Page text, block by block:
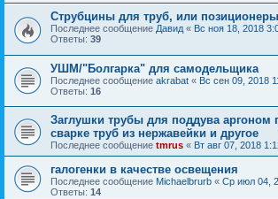
Струбцины для труб, или
Последнее сообщение Давид « Вс ноя 18, 2018
Ответы: 39
УШМ/"Болгарка" для самодельщика
Последнее сообщение akrabat « Вс сен 09, 2018
Ответы: 16
Заглушки трубы для поддува аргоном
сварке труб из нержавейки и другое
Последнее сообщение tmrus « Вт авг 07, 2018
галогенки в качестве освещения
Последнее сообщение Michaelbrurb « Ср июл 04,
Ответы: 14